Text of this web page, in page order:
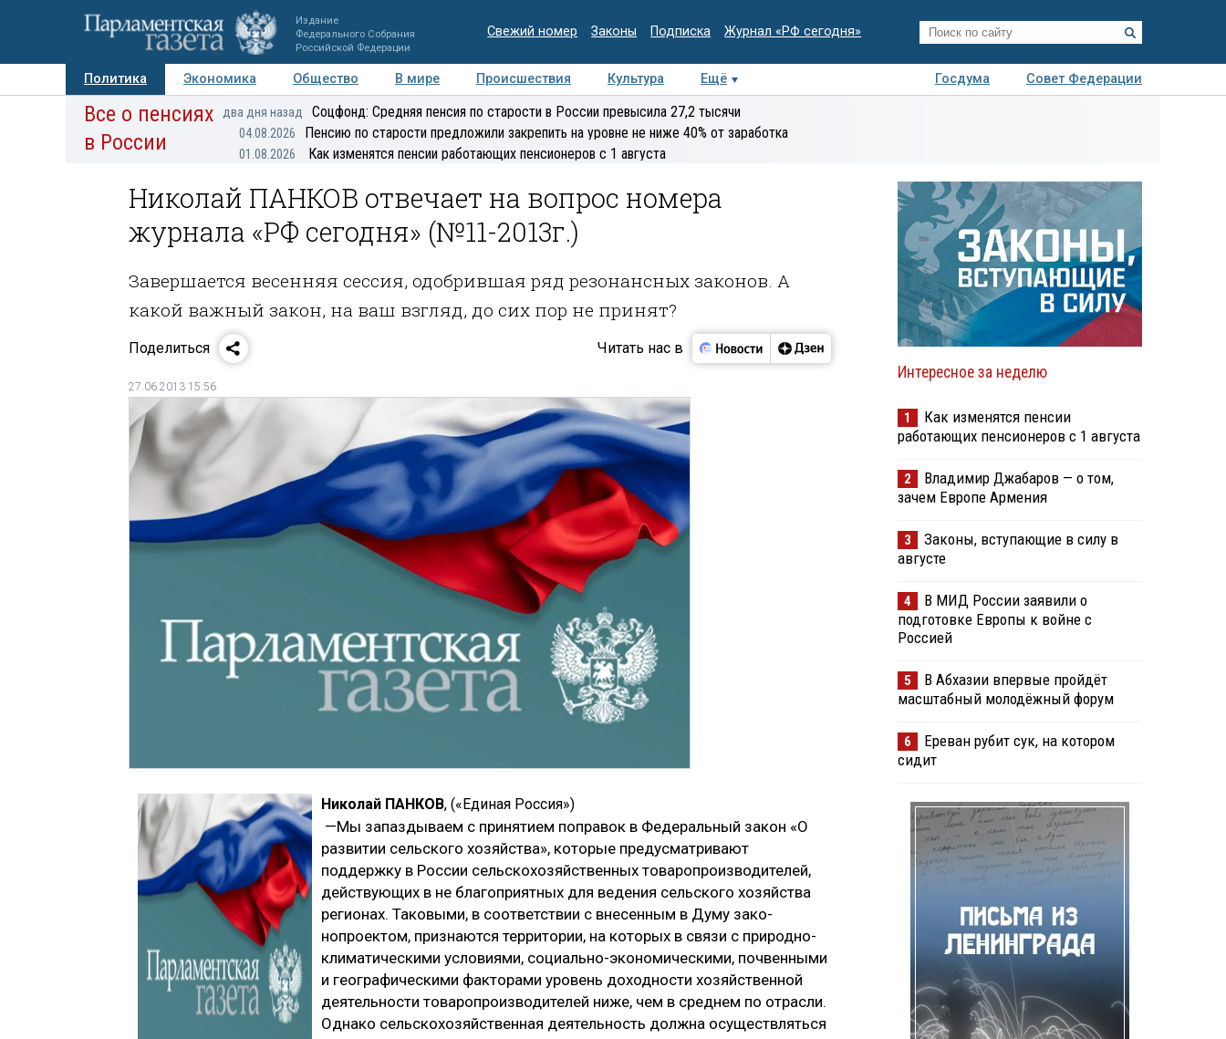
Издание
Федерального Собрания
Российской Федерации
Свежий номер Законы Подписка Журнал «РФ сегодня»
Политика Экономика Общество В мире Происшествия Культура Ещё Госдума
Совет Федерации
Авторы Персоны Мнения Регионы Медиацентр Интервью Колумнисты
Все о пенсиях
в России
два дня назад Соцфонд: Средняя пенсия по старости в России превысила 27,2 тысячи
04.08.2026 Пенсию по старости предложили закрепить на уровне не ниже 40% от заработка
01.08.2026 Как изменятся пенсии работающих пенсионеров с 1 августа
Николай ПАНКОВ отвечает на вопрос номера
журнала «РФ сегодня» (№11-2013г.)
Завершается весенняя сессия, одобрившая ряд резонансных законов. А
какой важный закон, на ваш взгляд, до сих пор не принят?
Поделиться Читать нас в
27.06.2013 15:56
Николай ПАНКОВ, («Единая Россия»)
—Мы запаздываем с принятием поправок в Федеральный закон «О
развитии сельского хозяйства», ко­торые предусматривают
поддержку в России сельскохозяйственных това­ропроизводителей,
действующих в не благоприятных для ведения сельского хозяйства
регионах. Таковыми, в со­ответствии с внесенным в Думу зако­
нопроектом, признаются территории, на которых в связи с природно-
кли­матическими условиями, социаль­но-экономическими, почвенными
и географическими факторами уровень доходности хозяйственной
деятель­ности товаропроизводителей ниже, чем в среднем по отрасли.
Однако сельскохозяйственная деятельность должна осуществляться
Интересное за неделю
1
Как изменятся пенсии
работающих пенсионеров с 1 августа
2
Владимир Джабаров — о том,
зачем Европе Армения
3
Законы, вступающие в силу в
августе
4
В МИД России заявили о
подготовке Европы к войне с
Россией
5
В Абхазии впервые пройдёт
масштабный молодёжный форум
6
Ереван рубит сук, на котором
сидит